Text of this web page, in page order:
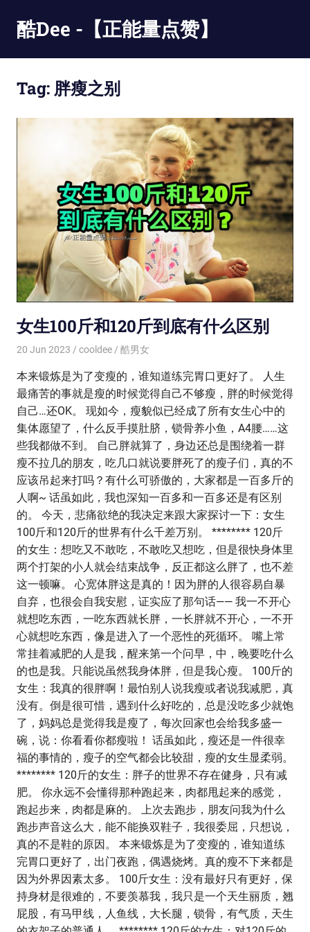
content
酷Dee -【正能量点赞】
最
有
Tag: 胖瘦之别
女生100斤和120斤到底有什么区别
20 Jun 2023 cooldee 酷男女
本来锻炼是为了变瘦的，谁知道练完胃口更好了。 人生
最痛苦的事就是瘦的时候觉得自己不够瘦，胖的时候觉得
自己…还OK。 现如今，瘦貌似已经成了所有女生心中的
集体愿望了，什么反手摸肚脐，锁骨养小鱼，A4腰……这
些我都做不到。 自己胖就算了，身边还总是围绕着一群
瘦不拉几的朋友，吃几口就说要胖死了的瘦子们，真的不
应该吊起来打吗？有什么可骄傲的，大家都是一百多斤的
人啊~ 话虽如此，我也深知一百多和一百多还是有区别
的。 今天，悲痛欲绝的我决定来跟大家探讨一下：女生
100斤和120斤的世界有什么千差万别。 ******** 120斤
的女生：想吃又不敢吃，不敢吃又想吃，但是很快身体里
两个打架的小人就会结束战争，反正都这么胖了，也不差
这一顿嘛。 心宽体胖这是真的！因为胖的人很容易自暴
自弃，也很会自我安慰，证实应了那句话—— 我一不开心
就想吃东西，一吃东西就长胖，一长胖就不开心，一不开
心就想吃东西，像是进入了一个恶性的死循环。 嘴上常
常挂着减肥的人是我，醒来第一个问早，中，晚要吃什么
的也是我。只能说虽然我身体胖，但是我心瘦。 100斤的
女生：我真的很胖啊！最怕别人说我瘦或者说我减肥，真
没有。倒是很可惜，遇到什么好吃的，总是没吃多少就饱
了，妈妈总是觉得我是瘦了，每次回家也会给我多盛一
碗，说：你看看你都瘦啦！ 话虽如此，瘦还是一件很幸
福的事情的，瘦子的空气都会比较甜，瘦的女生显柔弱。
******** 120斤的女生：胖子的世界不存在健身，只有减
肥。 你永远不会懂得那种跑起来，肉都甩起来的感觉，
跑起步来，肉都是麻的。 上次去跑步，朋友问我为什么
跑步声音这么大，能不能换双鞋子，我很委屈，只想说，
真的不是鞋的原因。 本来锻炼是为了变瘦的，谁知道练
完胃口更好了，出门夜跑，偶遇烧烤。真的瘦不下来都是
因为外界因素太多。 100斤女生：没有最好只有更好，保
持身材是很难的，不要羡慕我，我只是一个天生丽质，翘
屁股，有马甲线，人鱼线，大长腿，锁骨，有气质，天生